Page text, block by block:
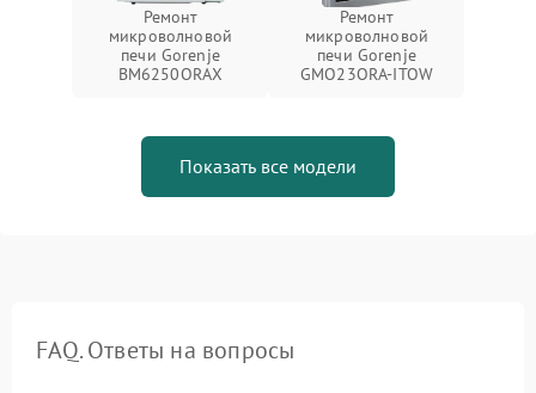
Ремонт
микроволновой
печи Gorenje
BM6250ORAX
Ремонт
микроволновой
печи Gorenje
GMO23ORA-ITOW
Показать все модели
FAQ. Ответы на вопросы